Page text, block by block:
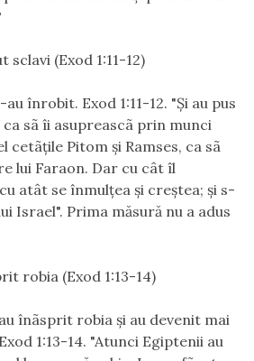
sclavi (Exod 1:11-12)
înrobit. Exod 1:11-12. "Şi au pus
sã îi asupreascã prin munci
cetãţile Pitom şi Ramses, ca sã
lui Faraon. Dar cu cât îl
atât se înmulţea şi creştea; şi s-
Israel". Prima măsură nu a adus
robia (Exod 1:13-14)
înãsprit robia şi au devenit mai
1:13-14. "Atunci Egiptenii au